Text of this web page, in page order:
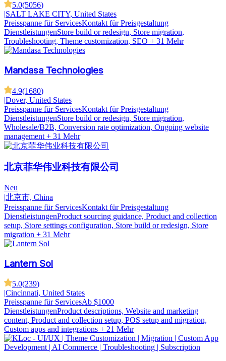
5.0(5056)
|SALT LAKE CITY, United States
Preisspanne für ServicesKontakt für Preisgestaltung
DienstleistungenStore build or redesign, Store migration,
Troubleshooting, Theme customization, SEO + 31 Mehr
Mandasa Technologies
4.9(1680)
|Dover, United States
Preisspanne für ServicesKontakt für Preisgestaltung
DienstleistungenStore build or redesign, Store migration,
Wholesale/B2B, Conversion rate optimization, Ongoing website
management + 31 Mehr
北京菲华伟业科技有限公司
Neu
|北京市, China
Preisspanne für ServicesKontakt für Preisgestaltung
DienstleistungenProduct sourcing guidance, Product and collection
setup, Store settings configuration, Store build or redesign, Store
migration + 31 Mehr
Lantern Sol
5.0(239)
Cincinnati, United States
Preisspanne für ServicesAb $1000
DienstleistungenProduct descriptions, Website and marketing
content, Product and collection setup, POS setup and migration,
Custom apps and integrations + 21 Mehr